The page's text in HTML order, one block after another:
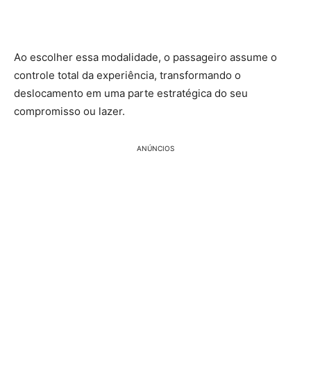
Ao escolher essa modalidade, o passageiro assume o
controle total da experiência, transformando o
deslocamento em uma parte estratégica do seu
compromisso ou lazer.
ANÚNCIOS